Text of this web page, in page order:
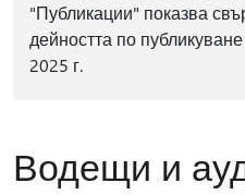
"Публикации" показва
дейността по
2025 г.
Водещи и